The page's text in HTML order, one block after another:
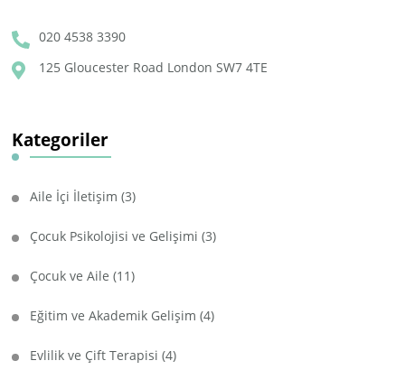
020 4538 3390
125 Gloucester Road London SW7 4TE
Kategoriler
Aile İçi İletişim (3)
Çocuk Psikolojisi ve Gelişimi (3)
Çocuk ve Aile (11)
Eğitim ve Akademik Gelişim (4)
Evlilik ve Çift Terapisi (4)